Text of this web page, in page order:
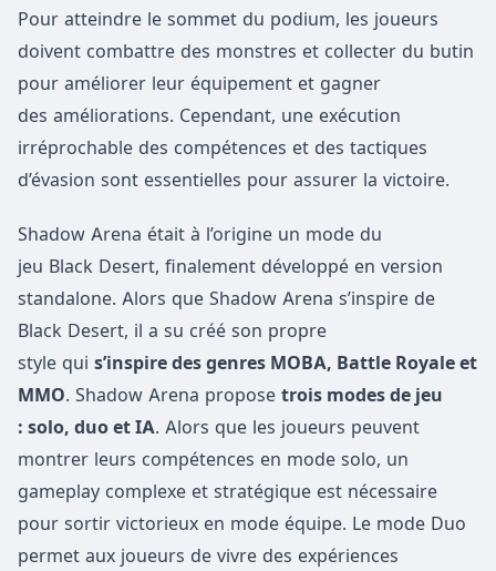
Pour atteindre le sommet du podium, les joueurs
doivent combattre des monstres et collecter du butin
pour améliorer leur équipement et gagner
des améliorations. Cependant, une exécution
irréprochable des compétences et des tactiques
d’évasion sont essentielles pour assurer la victoire.
Shadow Arena était à l’origine un mode du
jeu Black Desert, finalement développé en version
standalone. Alors que Shadow Arena s’inspire de
Black Desert, il a su créé son propre
style qui s’inspire des genres MOBA, Battle Royale et
MMO. Shadow Arena propose trois modes de jeu
: solo, duo et IA. Alors que les joueurs peuvent
montrer leurs compétences en mode solo, un
gameplay complexe et stratégique est nécessaire
pour sortir victorieux en mode équipe. Le mode Duo
permet aux joueurs de vivre des expériences